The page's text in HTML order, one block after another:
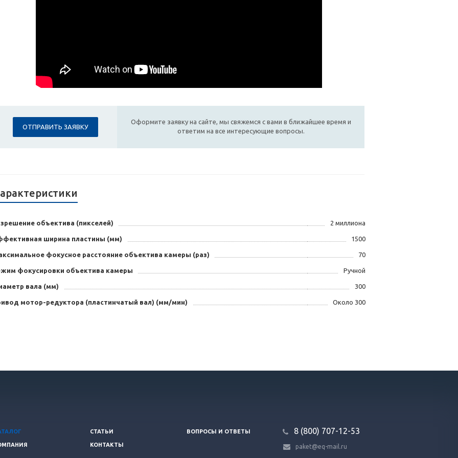
ОТПРАВИТЬ ЗАЯВКУ
Оформите заявку на сайте, мы свяжемся с вами в ближайшее время и
ответим на все интересующие вопросы.
объектива (пикселей) 2 миллиона
ширина пластины (мм) 1500
фокусное расстояние объектива камеры (раз) 70
фокусировки объектива камеры Ручной
вала (мм) 300
мотор-редуктора (пластинчатый вал) (мм/мин) Около 300
СТАТЬИ ВОПРОСЫ И ОТВЕТЫ
КОНТАКТЫ
8 (800) 707-12-53
paket@eq-mail.ru